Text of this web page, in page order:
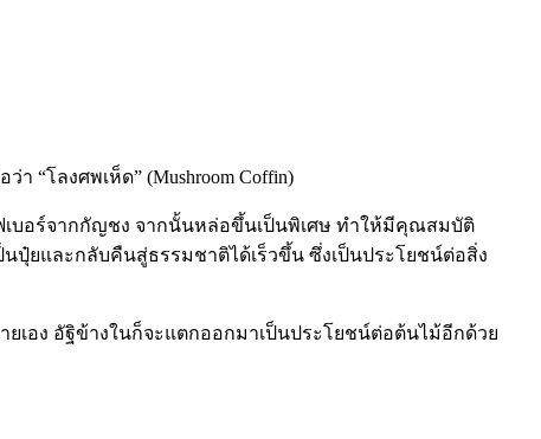
“โลงศพเห็ด” (Mushroom Coffin)
ฟเบอร์จากกัญชง จากนั้นหล่อขึ้นเป็นพิเศษ ทำให้มีคุณสมบัติ
นปุ๋ยและกลับคืนสู่ธรรมชาติได้เร็วขึ้น ซึ่งเป็นประโยชน์ต่อสิ่ง
เอง อัฐิข้างในก็จะแตกออกมาเป็นประโยชน์ต่อต้นไม้อีกด้วย